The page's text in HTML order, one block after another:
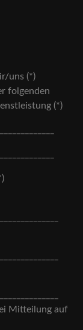
uns (*)
folgenden
(*)
Mitteilung auf